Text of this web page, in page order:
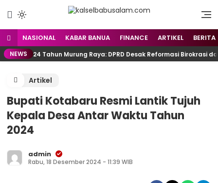
NASIONAL KABAR BANUA FINANCE ARTIKEL BERITA
NEWS 24 Tahun Murung Raya: DPRD Desak Reformasi Birokrasi
Artikel
Bupati Kotabaru Resmi Lantik Tujuh
Kepala Desa Antar Waktu Tahun
2024
admin
Rabu, 18 Desember 2024 - 11:39 WIB